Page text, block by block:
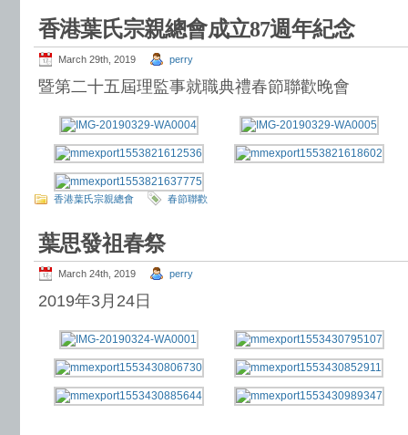
香港葉氏宗親總會成立87週年紀念
March 29th, 2019 perry
暨第二十五屆理監事就職典禮春節聯歡晚會
香港葉氏宗親總會 春節聯歡
葉思發祖春祭
March 24th, 2019 perry
2019年3月24日